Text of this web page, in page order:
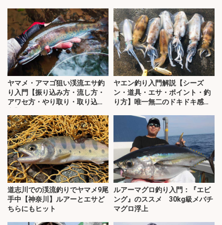
ヤマメ・アマゴ狙い渓流エサ釣
り入門【振り込み方・流し方・
アワセ方・やり取り・取り込み
ヤエン釣り入門解説【シーズ
ン・道具・エサ・ポイント・釣
り方】唯一無二のドキドキ感が
道志川での渓流釣りでヤマメ9尾
手中【神奈川】ルアーとエサど
ちらにもヒット
ルアーマグロ釣り入門：『エビ
ング』のススメ 30kg級メバチ
マグロ浮上